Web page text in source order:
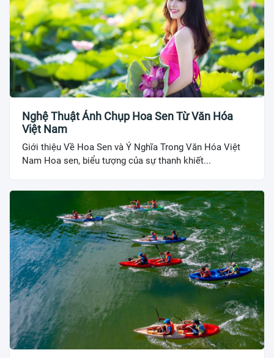
Nghệ Thuật Ảnh Chụp Hoa Sen Từ Văn Hóa
Việt Nam
Giới thiệu Về Hoa Sen và Ý Nghĩa Trong Văn Hóa Việt
Nam Hoa sen, biểu tượng của sự thanh khiết...